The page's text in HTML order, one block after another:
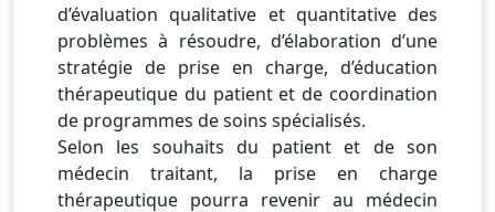
d’évaluation qualitative et quantitative des
problèmes à résoudre, d’élaboration d’une
stratégie de prise en charge, d’éducation
thérapeutique du patient et de coordination
de programmes de soins spécialisés.
Selon les souhaits du patient et de son
médecin traitant, la prise en charge
thérapeutique pourra revenir au médecin